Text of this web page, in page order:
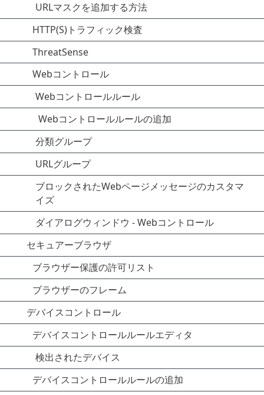
URLマスクを追加する方法
HTTP(S)トラフィック検査
ThreatSense
Webコントロール
Webコントロールルール
Webコントロールルールの追加
分類グループ
URLグループ
ブロックされたWebページメッセージのカスタマ
イズ
ダイアログウィンドウ - Webコントロール
セキュアーブラウザ
ブラウザー保護の許可リスト
ブラウザーのフレーム
デバイスコントロール
デバイスコントロールルールエディタ
検出されたデバイス
デバイスコントロールルールの追加